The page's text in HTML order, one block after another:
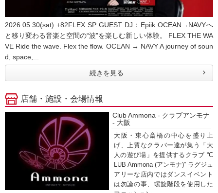
2026.05.30(sat) +82FLEX SP GUEST DJ：Epiik OCEAN→NAVYへ
と移り変わる音楽と空間の“波”を楽しむ新しい体験。 FLEX THE WA
VE Ride the wave. Flex the flow. OCEAN → NAVY A journey of soun
d, space,...
続きを見る
店舗・施設・会場情報
Club Ammona - クラブアンモナ
- 大阪
大阪・東心斎橋の中心を盛り上
げ、上質なクラバー達が集う「大
人の遊び場」を提供するクラブ “C
LUB Ammona (アンモナ)” ラグジュ
アリーな店内ではダンスイベント
は勿論の事、螺旋階段を使用した